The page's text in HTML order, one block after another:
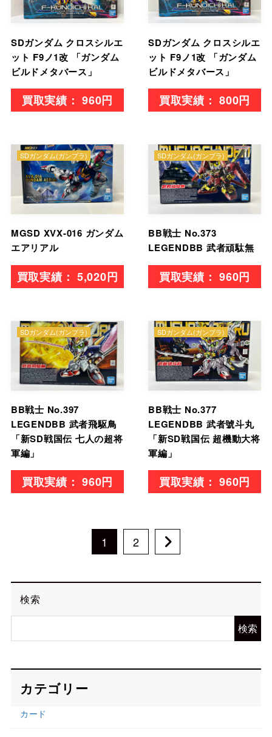
SDガンダム クロスシルエ
ット F9ノ1改 「ガンダム
ビルドメタバース」
960円
SDガンダム クロスシルエ
ット F9ノ1改 「ガンダム
ビルドメタバース」
800円
MGSD XVX-016 ガンダム
エアリアル
5,020円
SDガンダム(ガンプラ)
BB戦士 No.373
LEGENDBB 武者頑駄無
960円
SDガンダム(ガンプラ)
BB戦士 No.397
LEGENDBB 武者飛駆鳥
「新SD戦国伝 七人の超将
軍編」
960円
SDガンダム(ガンプラ)
BB戦士 No.377
LEGENDBB 武者號斗丸
「新SD戦国伝 超機動大将
軍編」
960円
SDガンダム(ガンプラ)
1 2
検索
検索
カテゴリー
カード